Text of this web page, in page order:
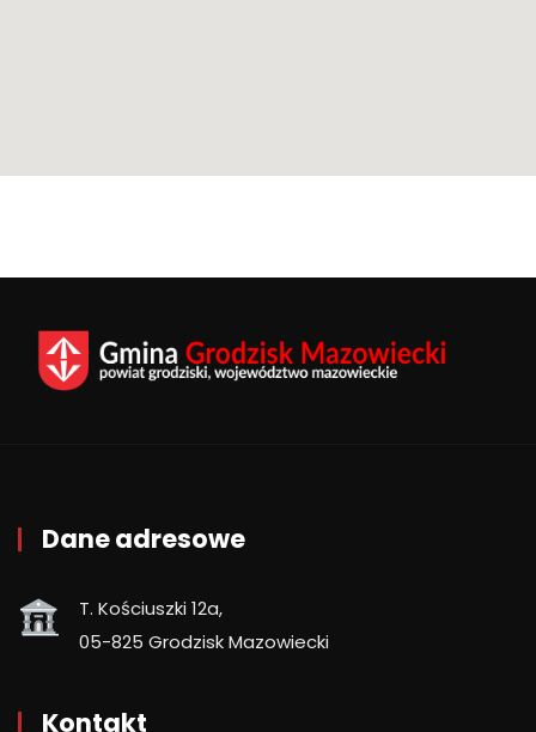
Dane adresowe
T. Kościuszki 12a,
05-825 Grodzisk Mazowiecki
Kontakt